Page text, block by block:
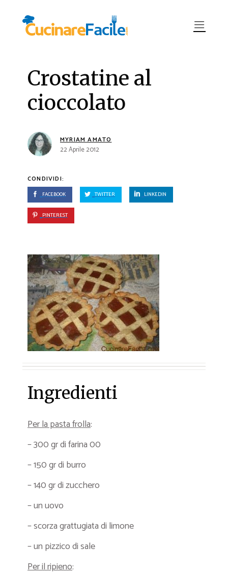
Crostatine al
cioccolato
MYRIAM AMATO
22 Aprile 2012
CONDIVIDI:
FACEBOOK TWITTER LINKEDIN
PINTEREST
Ingredienti
Per la pasta frolla:
– 300 gr di farina 00
– 150 gr di burro
– 140 gr di zucchero
– un uovo
– scorza grattugiata di limone
– un pizzico di sale
Per il ripieno: